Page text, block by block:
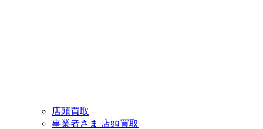
店頭買取
事業者さま 店頭買取